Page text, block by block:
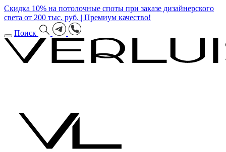
Скидка 10% на потолочные споты при заказе дизайнерского
света от 200 тыс. руб. | Премиум качество!
Поиск